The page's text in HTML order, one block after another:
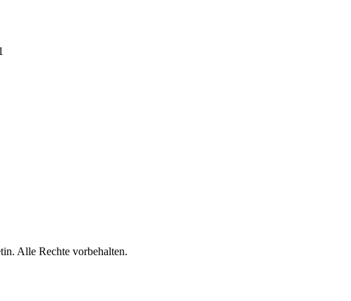
Alle Rechte vorbehalten.